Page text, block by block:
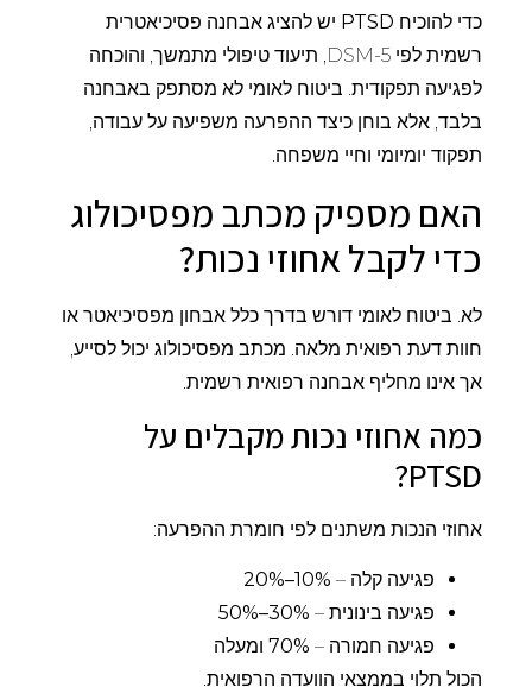
כדי להוכיח PTSD יש להציג אבחנה פסיכיאטרית
רשמית לפי DSM-5, תיעוד טיפולי מתמשך, והוכחה
לפגיעה תפקודית. ביטוח לאומי לא מסתפק באבחנה
בלבד, אלא בוחן כיצד ההפרעה משפיעה על עבודה,
תפקוד יומיומי וחיי משפחה.
האם מספיק מכתב מפסיכולוג
כדי לקבל אחוזי נכות?
לא. ביטוח לאומי דורש בדרך כלל אבחון מפסיכיאטר או
חוות דעת רפואית מלאה. מכתב מפסיכולוג יכול לסייע,
אך אינו מחליף אבחנה רפואית רשמית.
כמה אחוזי נכות מקבלים על
PTSD?
אחוזי הנכות משתנים לפי חומרת ההפרעה:
פגיעה קלה – 10%–20%
פגיעה בינונית – 30%–50%
פגיעה חמורה – 70% ומעלה
הכול תלוי בממצאי הוועדה הרפואית.